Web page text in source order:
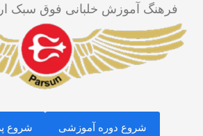
فرهنگ آموزش خلبانی فوق سبک
شروع دوره آموزشی شروع